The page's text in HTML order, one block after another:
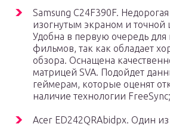
Samsung C24F390F.
изогнутым экраном и точной
Удобна в первую очередь для
фильмов, так как обладает
обзора. Оснащена
матрицей SVA. Подойдет
геймерам, которые оценят
наличие технологии FreeSync;
Acer ED242QRAbidpx. Один